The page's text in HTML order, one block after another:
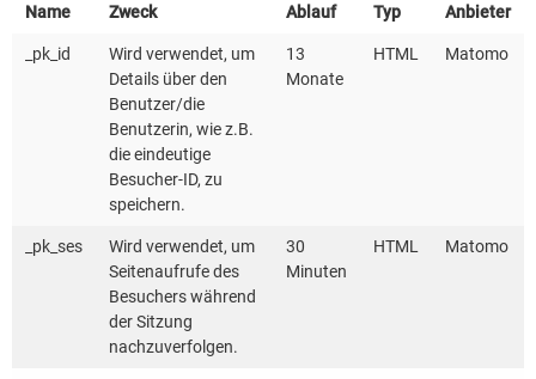
Name Zweck Ablauf Typ Anbieter
_pk_id
Wird verwendet, um
Details über den
Benutzer/die
Benutzerin, wie z.B.
die eindeutige
Besucher-ID, zu
speichern.
13
Monate
HTML Matomo
_pk_ses
Wird verwendet, um
Seitenaufrufe des
Besuchers während
der Sitzung
nachzuverfolgen.
30
Minuten
HTML Matomo